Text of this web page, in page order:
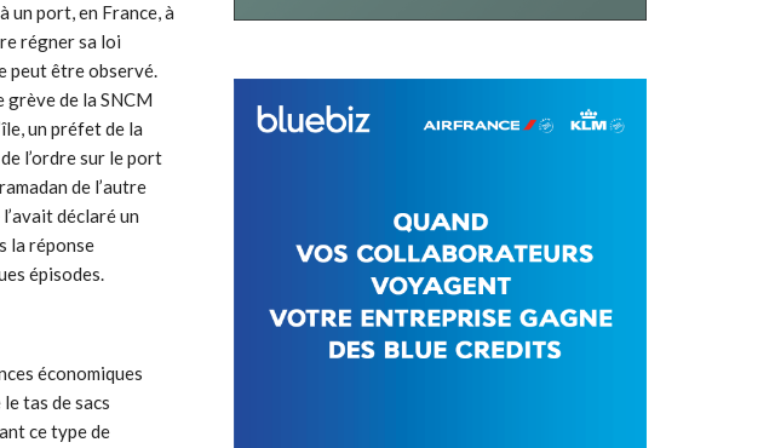
un port, en France, à
régner sa loi
peut être observé.
de la SNCM
un préfet de la
l’ordre sur le port
de l’autre
déclaré un
la réponse
épisodes.
économiques
tas de sacs
ce type de